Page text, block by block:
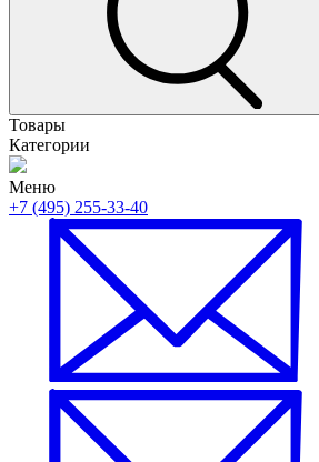
Товары
Категории
Меню
+7 (495) 255-33-40